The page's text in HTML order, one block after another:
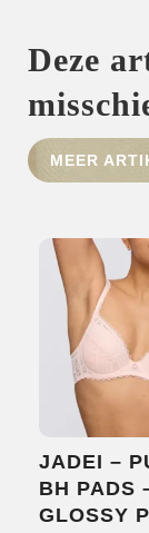
Deze
MEER
JADEI –
BH PADS
GLOSSY